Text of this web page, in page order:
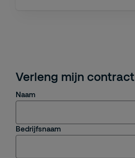
Verleng mijn contract
Naam
Bedrijfsnaam